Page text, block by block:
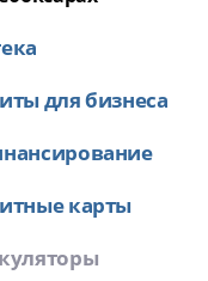
для бизнеса
карты